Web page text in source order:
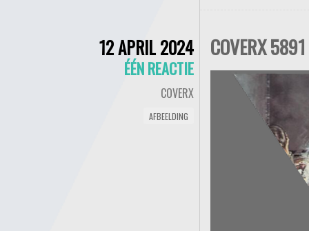
12 APRIL 2024
ÉÉN REACTIE
COVERX
AFBEELDING
COVERX